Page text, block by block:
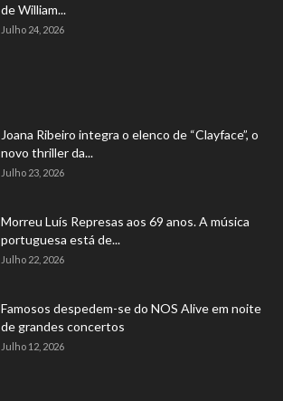
de William...
Julho 24, 2026
Joana Ribeiro integra o elenco de “Clayface”, o
novo thriller da...
Julho 23, 2026
Morreu Luís Represas aos 69 anos. A música
portuguesa está de...
Julho 22, 2026
Famosos despedem-se do NOS Alive em noite
de grandes concertos
Julho 12, 2026